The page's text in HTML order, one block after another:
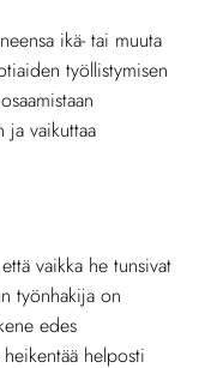
ikä- tai muuta
työllistymisen
ja vaikuttaa
vaikka he tunsivat
työnhakija on
edes
helposti